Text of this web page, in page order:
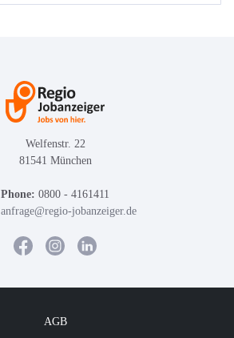
Welfenstr. 22
81541 München
Phone: 0800 - 4161411
anfrage@regio-jobanzeiger.de
AGB